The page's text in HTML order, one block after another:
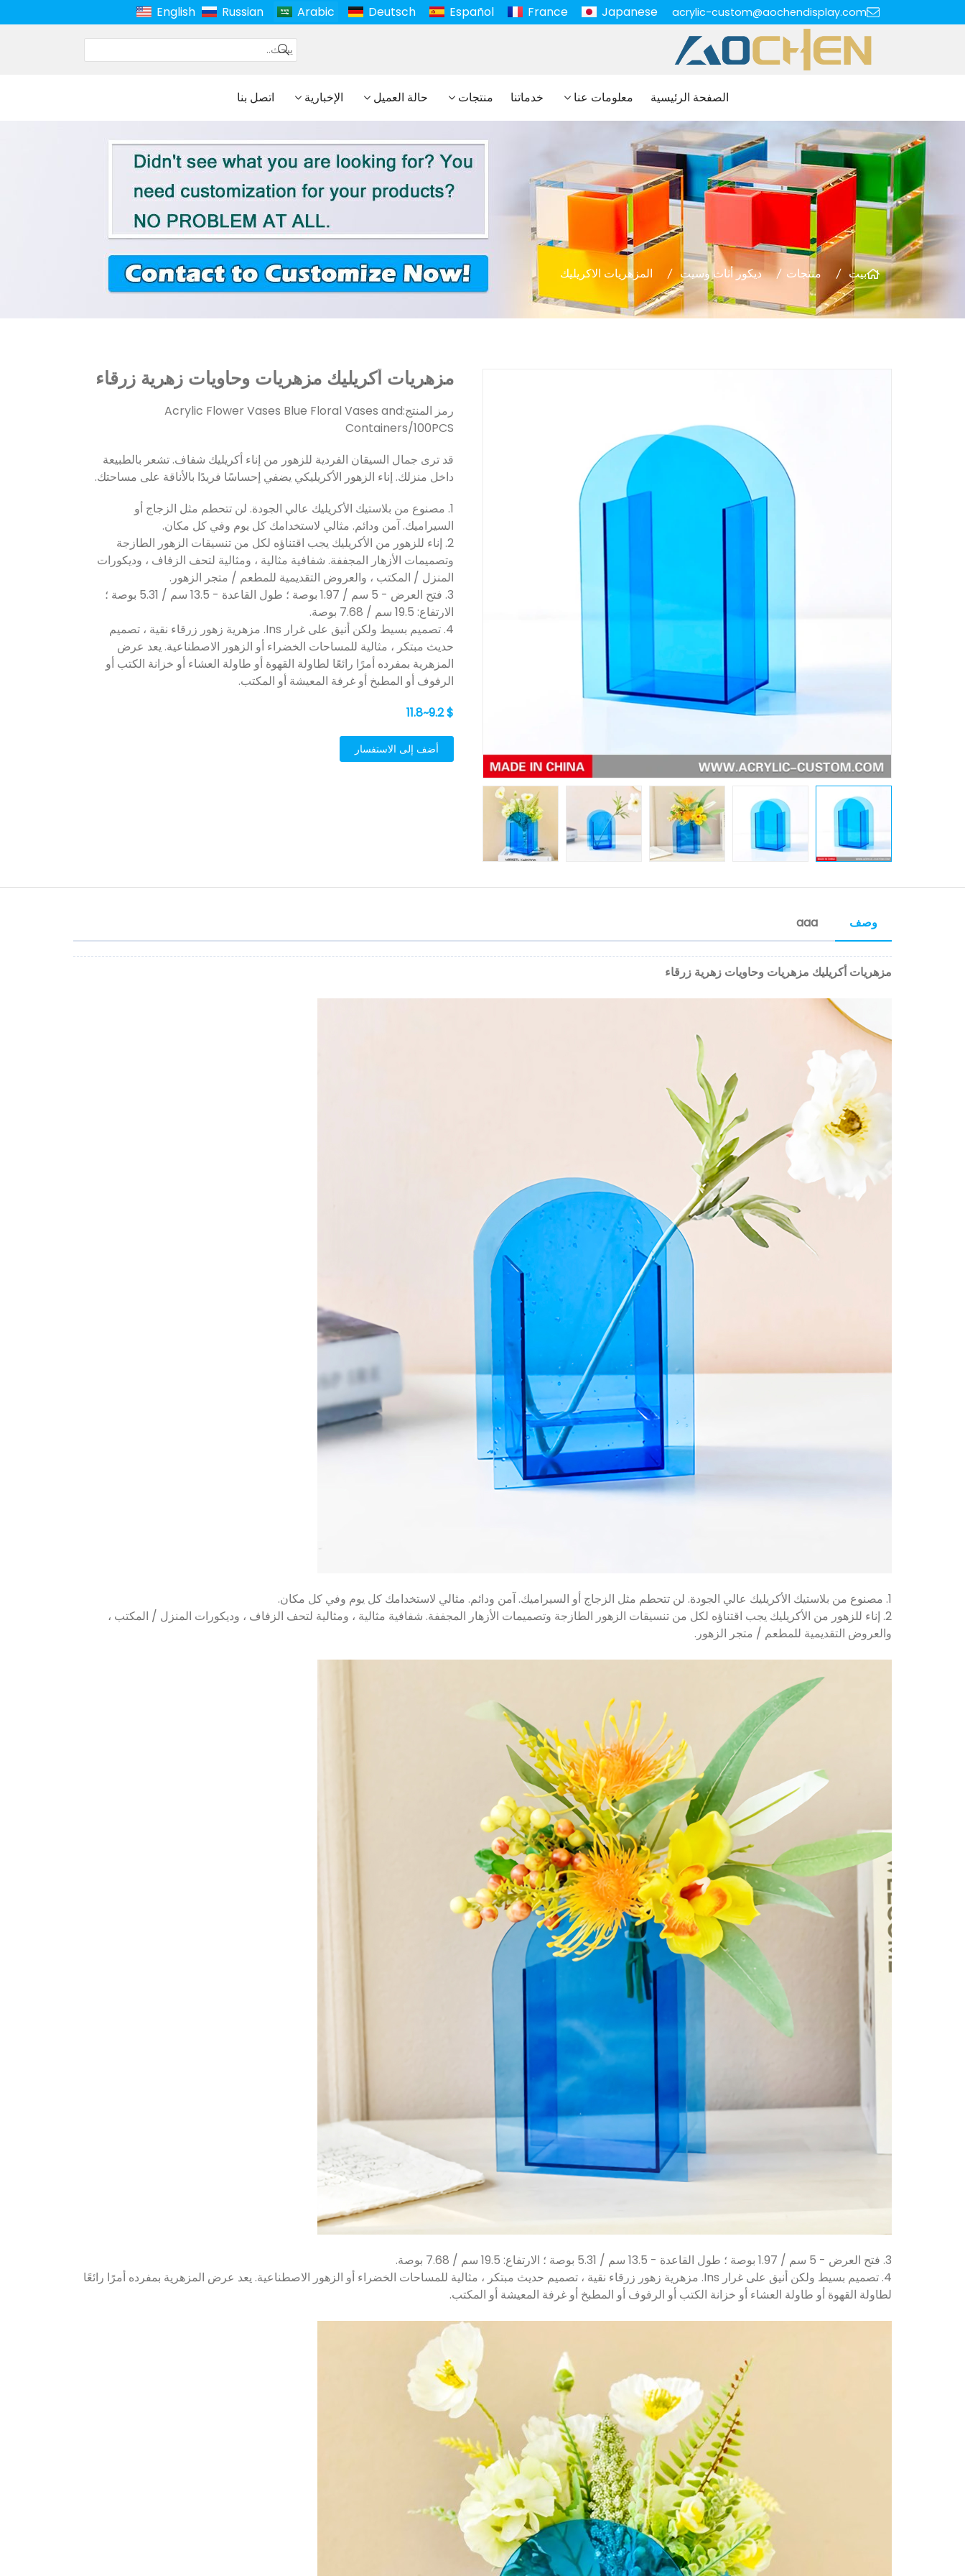
acrylic-custom@aochendisplay.com
English Russian Arabic Deutsch Español France Japanese
الصفحة الرئيسية معلومات عنا خدماتنا منتجات حالة العميل الإخبارية اتصل بنا
بيت منتجات ديكور أثاث وسيت المزهريات الاكريليك
مزهريات أكريليك مزهريات وحاويات زهرية زرقاء
رمز المنتج:Acrylic Flower Vases Blue Floral Vases and
Containers/100PCS
قد ترى جمال السيقان الفردية للزهور من إناء أكريليك شفاف. تشعر بالطبيعة
داخل منزلك. إناء الزهور الأكريليكي يضفي إحساسًا فريدًا بالأناقة على مساحتك.
1. مصنوع من بلاستيك الأكريليك عالي الجودة. لن تتحطم مثل الزجاج أو
السيراميك. آمن ودائم. مثالي لاستخدامك كل يوم وفي كل مكان.
2. إناء للزهور من الأكريليك يجب اقتناؤه لكل من تنسيقات الزهور الطازجة
وتصميمات الأزهار المجففة. شفافية مثالية ، ومثالية لتحف الزفاف ، وديكورات
المنزل / المكتب ، والعروض التقديمية للمطعم / متجر الزهور.
3. فتح العرض - 5 سم / 1.97 بوصة ؛ طول القاعدة - 13.5 سم / 5.31 بوصة ؛
الارتفاع: 19.5 سم / 7.68 بوصة.
4. تصميم بسيط ولكن أنيق على غرار Ins. مزهرية زهور زرقاء نقية ، تصميم
حديث مبتكر ، مثالية للمساحات الخضراء أو الزهور الاصطناعية. يعد عرض
المزهرية بمفرده أمرًا رائعًا لطاولة القهوة أو طاولة العشاء أو خزانة الكتب أو
الرفوف أو المطبخ أو غرفة المعيشة أو المكتب.
$ 9.2~11.8
أضف إلى الاستفسار
وصف aaa
مزهريات أكريليك مزهريات وحاويات زهرية زرقاء
1. مصنوع من بلاستيك الأكريليك عالي الجودة. لن تتحطم مثل الزجاج أو السيراميك. آمن ودائم. مثالي لاستخدامك كل يوم وفي كل مكان.
2. إناء للزهور من الأكريليك يجب اقتناؤه لكل من تنسيقات الزهور الطازجة وتصميمات الأزهار المجففة. شفافية مثالية ، ومثالية لتحف الزفاف ، وديكورات المنزل / المكتب ،
والعروض التقديمية للمطعم / متجر الزهور.
3. فتح العرض - 5 سم / 1.97 بوصة ؛ طول القاعدة - 13.5 سم / 5.31 بوصة ؛ الارتفاع: 19.5 سم / 7.68 بوصة.
4. تصميم بسيط ولكن أنيق على غرار Ins. مزهرية زهور زرقاء نقية ، تصميم حديث مبتكر ، مثالية للمساحات الخضراء أو الزهور الاصطناعية. يعد عرض المزهرية بمفرده أمرًا رائعًا
لطاولة القهوة أو طاولة العشاء أو خزانة الكتب أو الرفوف أو المطبخ أو غرفة المعيشة أو المكتب.